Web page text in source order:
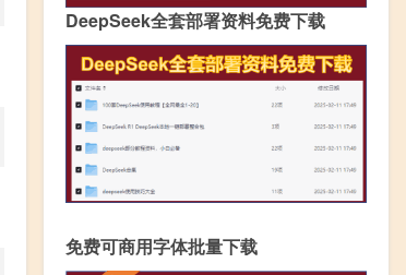
DeepSeek全套部署资料免费下载
免费可商用字体批量下载